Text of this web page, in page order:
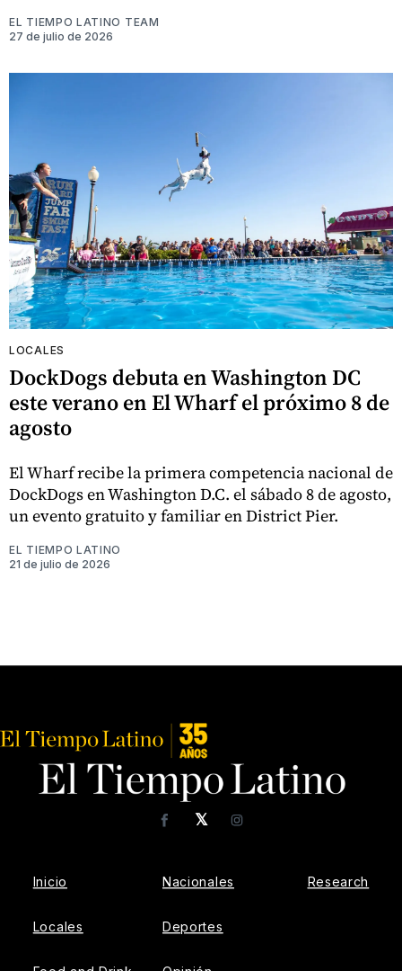
EL TIEMPO LATINO TEAM
27 de julio de 2026
LOCALES
DockDogs debuta en Washington DC
este verano en El Wharf el próximo 8 de
agosto
El Wharf recibe la primera competencia nacional de
DockDogs en Washington D.C. el sábado 8 de agosto,
un evento gratuito y familiar en District Pier.
EL TIEMPO LATINO
21 de julio de 2026
𝕏
FacebookInstagram
Inicio
Locales
Nacionales
Deportes
Research